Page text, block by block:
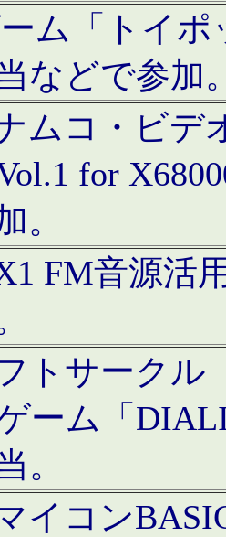
ム「トイ
などで参加
ムコ・ビデ
for
。
FM音源活
トサークル
ーム「
。
イコン